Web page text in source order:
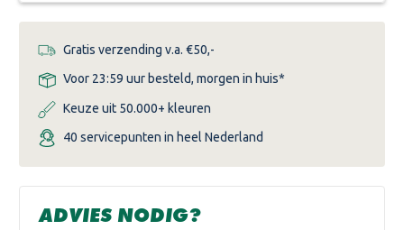
Gratis verzending v.a. €50,-
Voor 23:59 uur besteld, morgen in huis*
Keuze uit 50.000+ kleuren
40 servicepunten in heel Nederland
ADVIES NODIG?